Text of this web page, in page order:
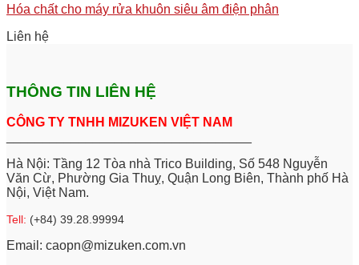
Hóa chất cho máy rửa khuôn siêu âm điện phân
Liên hệ
THÔNG TIN LIÊN HỆ
CÔNG TY TNHH MIZUKEN VIỆT NAM
Hà Nội: Tầng 12 Tòa nhà Trico Building, Số 548 Nguyễn
Văn Cừ, Phường Gia Thuỵ, Quận Long Biên, Thành phố Hà
Nội, Việt Nam.
Tell: (+84) 39.28.99994
Email: caopn@mizuken.com.vn